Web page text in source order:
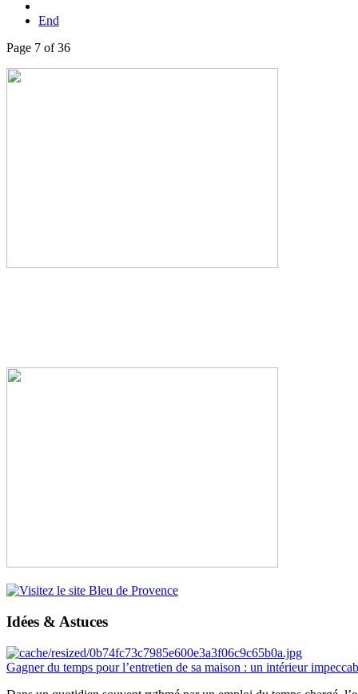
End
Page 7 of 36
Idées & Astuces
Gagner du temps pour l’entretien de sa maison : un intérieur